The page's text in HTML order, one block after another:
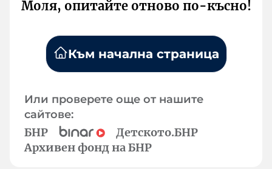
Моля, опитайте отново по-късно!
Към начална страница
Или проверете още от нашите
сайтове:
БНР
Детското.БНР
Архивен фонд на БНР